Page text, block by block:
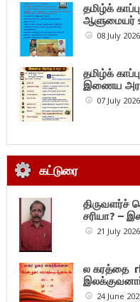
தமிழ்க்
ஆளுமையர்
08 July 2026
தமிழ்க்
இணைய
07 July 2026
கட்டுரை
திருவளர்ச்
சரியா? –
21 July 2026
ல கரத்தை
24 June